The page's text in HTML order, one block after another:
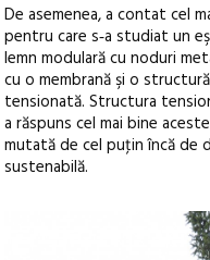
De asemenea, a contat cel
pentru care s‑a studiat un
lemn modulară cu noduri
cu o membrană şi o
tensionată. Structura
a răspuns cel mai bine
mutată de cel puţin încă de
sustenabilă.